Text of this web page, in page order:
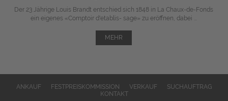
Der 23 Jährige Louis Brandt entschied sich 1848 in La Chaux-de-Fonds
ein eigenes «Comptoir d'etablis- sage» zu eröffnen, dabei ...
MEHR
ANKAUF FESTPREISKOMMISSION VERKAUF
SUCHAUFTRAG
KONTAKT